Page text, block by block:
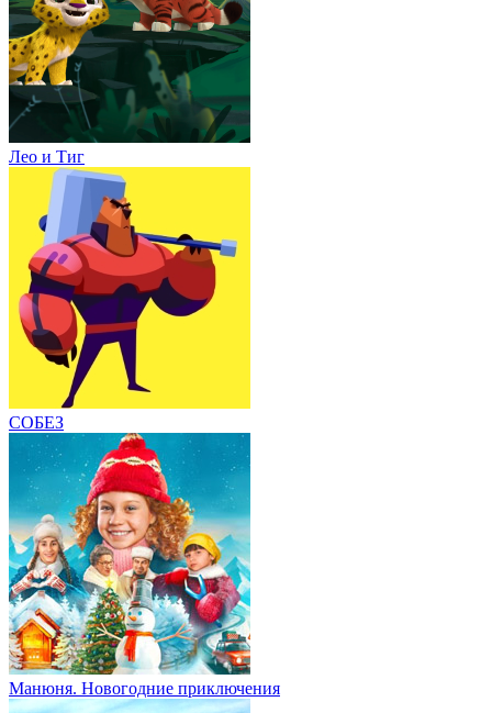
Лео и Тиг
СОБЕЗ
Манюня. Новогодние приключения